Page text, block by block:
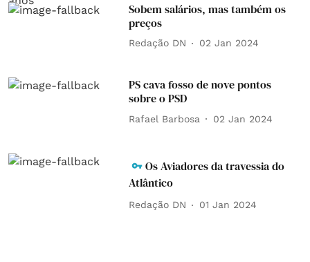
Sobem salários, mas também os
preços
Redação DN 02 Jan 2024
PS cava fosso de nove pontos
sobre o PSD
Rafael Barbosa 02 Jan 2024
Os Aviadores da travessia do
Atlântico
Redação DN 01 Jan 2024